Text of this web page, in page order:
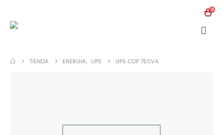
0
TIENDA ENERGIA, UPS UPS CDP 750VA